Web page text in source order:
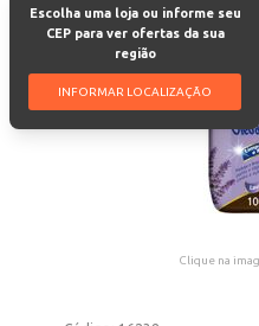
Escolha uma loja ou informe seu
CEP para ver ofertas da sua
região
INFORMAR LOCALIZAÇÃO
Clique na